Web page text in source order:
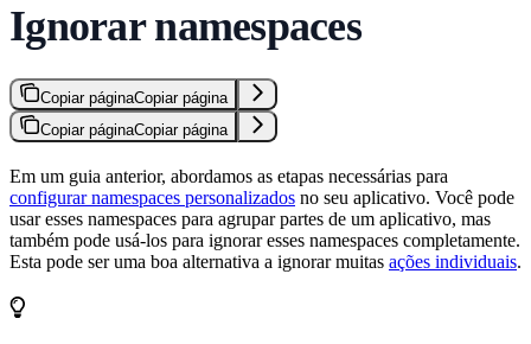
Ignorar namespaces
Copiar páginaCopiar página
Copiar páginaCopiar página
Em um guia anterior, abordamos as etapas necessárias para
configurar namespaces personalizados no seu aplicativo. Você pode
usar esses namespaces para agrupar partes de um aplicativo, mas
também pode usá-los para ignorar esses namespaces completamente.
Esta pode ser uma boa alternativa a ignorar muitas ações individuais.